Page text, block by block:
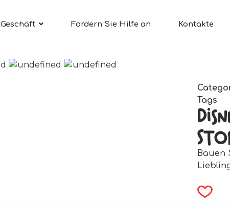
Geschäft Fordern Sie Hilfe an Kontakte
Tags
Bauen